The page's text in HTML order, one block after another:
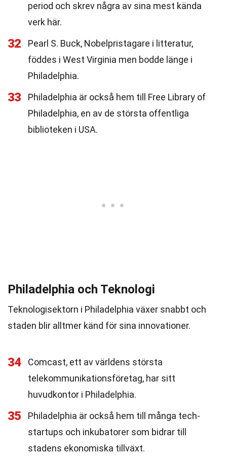
period och skrev några av sina mest kända
verk här.
32
Pearl S. Buck, Nobelpristagare i litteratur,
föddes i West Virginia men bodde länge i
Philadelphia.
33
Philadelphia är också hem till Free Library of
Philadelphia, en av de största offentliga
biblioteken i USA.
Philadelphia och Teknologi
Teknologisektorn i Philadelphia växer snabbt och
staden blir alltmer känd för sina innovationer.
34
Comcast, ett av världens största
telekommunikationsföretag, har sitt
huvudkontor i Philadelphia.
35
Philadelphia är också hem till många tech-
startups och inkubatorer som bidrar till
stadens ekonomiska tillväxt.